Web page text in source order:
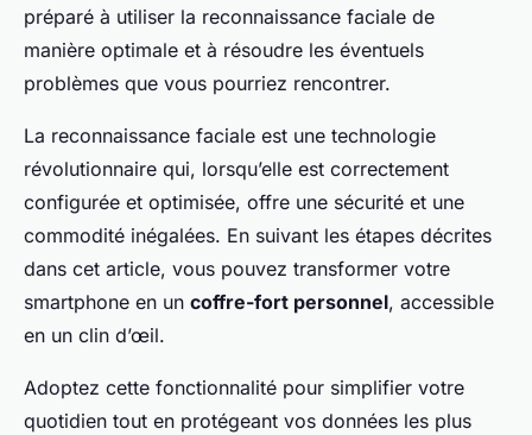
préparé à utiliser la reconnaissance faciale de
manière optimale et à résoudre les éventuels
problèmes que vous pourriez rencontrer.
La reconnaissance faciale est une technologie
révolutionnaire qui, lorsqu’elle est correctement
configurée et optimisée, offre une sécurité et une
commodité inégalées. En suivant les étapes décrites
dans cet article, vous pouvez transformer votre
smartphone en un coffre-fort personnel, accessible
en un clin d’œil.
Adoptez cette fonctionnalité pour simplifier votre
quotidien tout en protégeant vos données les plus